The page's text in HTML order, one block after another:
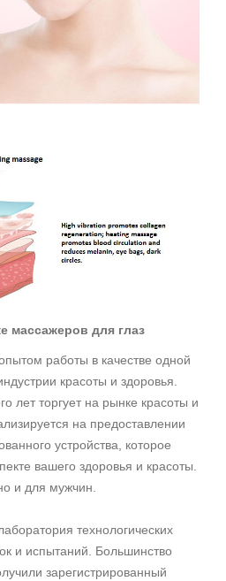
массажеров для глаз
работы в качестве одной
красоты и здоровья.
лет торгует на рынке красоты и
на предоставлении
устройства, которое
вашего здоровья и красоты.
и для мужчин.
технологических
и испытаний. Большинство
зарегистрированный